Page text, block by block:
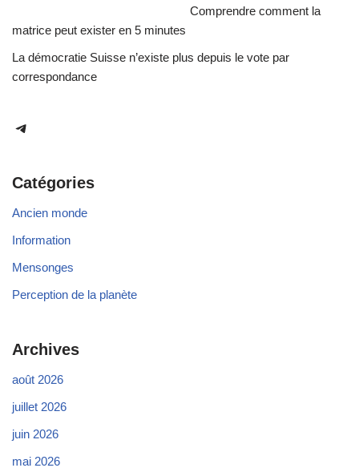
Comprendre comment la
matrice peut exister en 5 minutes
La démocratie Suisse n’existe plus depuis le vote par
correspondance
Catégories
Ancien monde
Information
Mensonges
Perception de la planète
Archives
août 2026
juillet 2026
juin 2026
mai 2026